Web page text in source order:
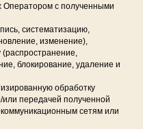
Оператором с полученными
систематизацию,
изменение),
(распространение,
блокирование, удаление и
обработку
передачей полученной
сетям или